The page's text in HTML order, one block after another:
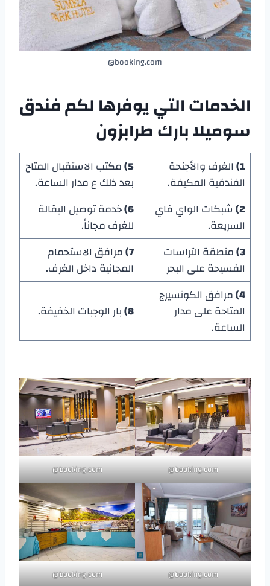
booking.com@
الخدمات التي يوفرها لكمفندق
سوميلا بارك طرابزون
1) الغرف والأجنحة
الفندقية المكيفة.
5) مكتب الاستقبال المتاح
بعد ذلك ع مدار الساعة.
2) شبكات الواي فاي
السريعة.
6) خدمة توصيل البقالة
للغرف مجاناً.
3) منطقة التراسات
الفسيحة على البحر
7) مرافق الاستحمام
المجانية داخل الغرف.
4) مرافق الكونسيرج
المتاحة على مدار
الساعة.
8) بار الوجبات الخفيفة.
booking.com@
booking.com@
booking.com@
booking.com@